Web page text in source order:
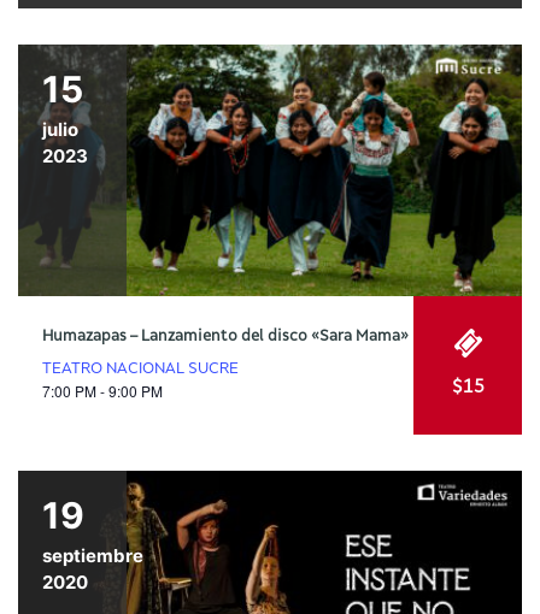
15
julio
2023
Humazapas – Lanzamiento del disco «Sara Mama»
TEATRO NACIONAL SUCRE
7:00 PM - 9:00 PM $15
19
septiembre
2020